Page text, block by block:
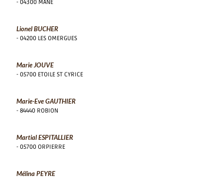
- 04300 MANE
Lionel BUCHER
- 04200 LES OMERGUES
Marie JOUVE
- 05700 ETOILE ST CYRICE
Marie-Eve GAUTHIER
- 84440 ROBION
Martial ESPITALLIER
- 05700 ORPIERRE
Mélina PEYRE